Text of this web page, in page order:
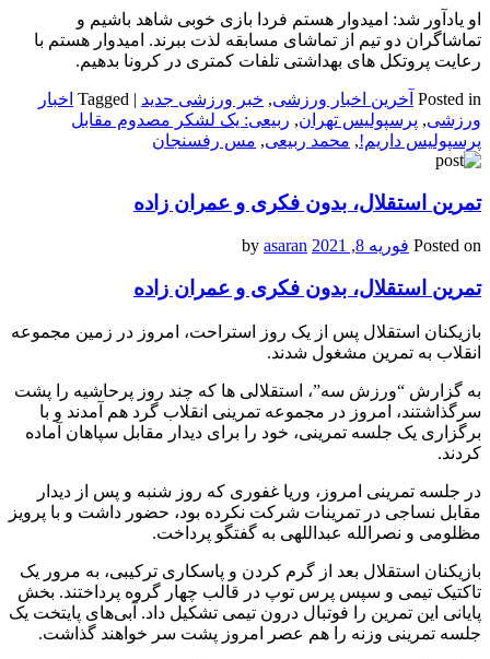
او یادآور شد: امیدوار هستم فردا بازی خوبی شاهد باشیم و
تماشاگران دو تیم از تماشای مسابقه لذت ببرند. امیدوار هستم با
رعایت پروتکل های بهداشتی تلفات کمتری در کرونا بدهیم.
Posted in آخرین اخبار ورزشی, خبر ورزشی جدید |
Tagged اخبار
ورزشی, پرسپولیس تهران, ربیعی: یک لشکر مصدوم مقابل
پرسپولیس داریم!, محمد ربیعی, مس رفسنجان
تمرین استقلال، بدون فکری و عمران زاده
Posted on فوریه 8, 2021 asaran
تمرین استقلال، بدون فکری و عمران زاده
بازیکنان استقلال پس از یک روز استراحت، امروز در زمین مجموعه
انقلاب به تمرین مشغول شدند.
به گزارش “ورزش سه”، استقلالی ها که چند روز پرحاشیه را پشت
سرگذاشتند، امروز در مجموعه تمرینی انقلاب گرد هم آمدند و با
برگزاری یک جلسه تمرینی، خود را برای دیدار مقابل سپاهان آماده
کردند.
در جلسه تمرینی امروز، وریا غفوری که روز شنبه و پس از دیدار
مقابل نساجی در تمرینات شرکت نکرده بود، حضور داشت و با پرویز
مظلومی و نصرالله عبداللهی به گفتگو پرداخت.
بازیکنان استقلال بعد از گرم کردن و پاسکاری ترکیبی، به مرور یک
تاکتیک تیمی و سپس پرس توپ در قالب چهار گروه پرداختند. بخش
پایانی این تمرین را فوتبال درون تیمی تشکیل داد. آبی‌های پایتخت یک
جلسه تمرینی وزنه را هم عصر امروز پشت سر خواهند گذاشت.